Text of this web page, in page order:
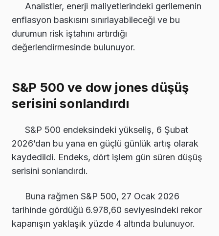
Analistler, enerji maliyetlerindeki gerilemenin
enflasyon baskısını sınırlayabileceği ve bu
durumun risk iştahını artırdığı
değerlendirmesinde bulunuyor.
S&P 500 ve dow jones düşüş
serisini sonlandırdı
S&P 500 endeksindeki yükseliş, 6 Şubat
2026’dan bu yana en güçlü günlük artış olarak
kaydedildi. Endeks, dört işlem gün süren düşüş
serisini sonlandırdı.
Buna rağmen S&P 500, 27 Ocak 2026
tarihinde gördüğü 6.978,60 seviyesindeki rekor
kapanışın yaklaşık yüzde 4 altında bulunuyor.